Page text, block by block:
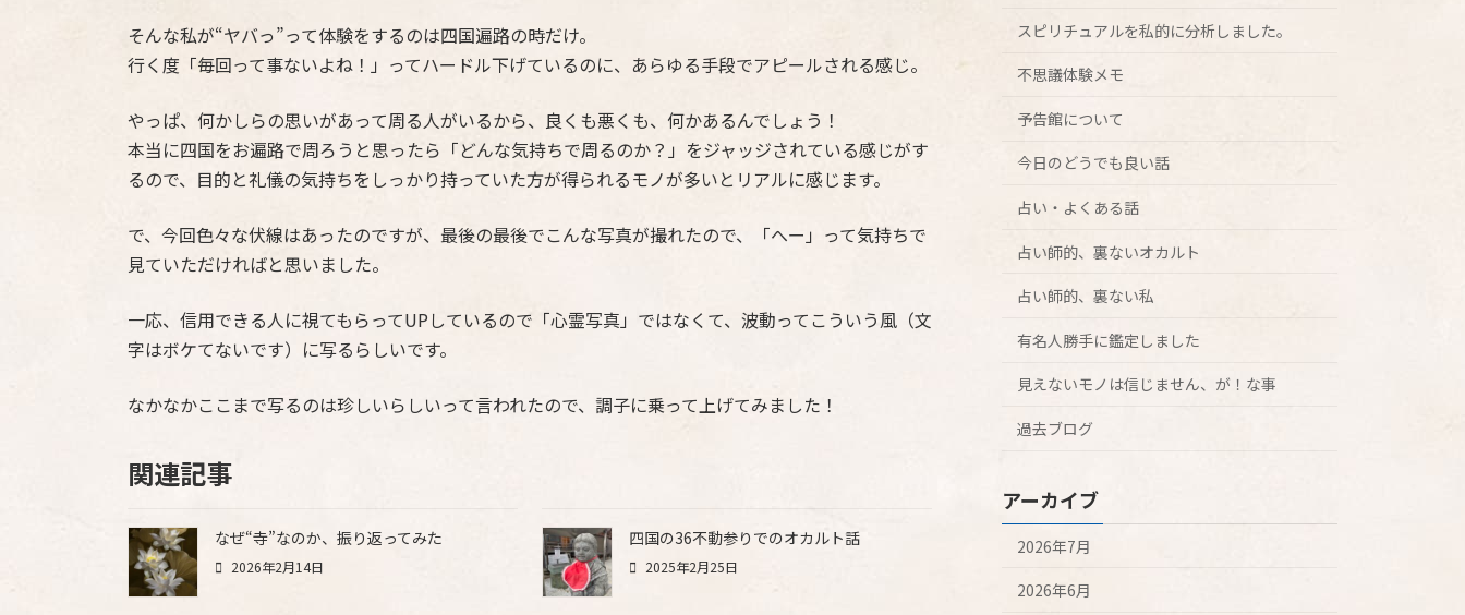
そんな私が“ヤバっ”って体験をするのは四国遍路の時だけ。
行く度「毎回って事ないよね！」ってハードル下げているのに、あらゆる手段でアピールされる感じ。
やっぱ、何かしらの思いがあって周る人がいるから、良くも悪くも、何かあるんでしょう！
本当に四国をお遍路で周ろうと思ったら「どんな気持ちで周るのか？」をジャッジされている感じがす
るので、目的と礼儀の気持ちをしっかり持っていた方が得られるモノが多いとリアルに感じます。
で、今回色々な伏線はあったのですが、最後の最後でこんな写真が撮れたので、「へー」って気持ちで
見ていただければと思いました。
一応、信用できる人に視てもらってUPしているので「心霊写真」ではなくて、波動ってこういう風（文
字はボケてないです）に写るらしいです。
なかなかここまで写るのは珍しいらしいって言われたので、調子に乗って上げてみました！
関連記事
なぜ“寺”なのか、振り返ってみた
2026年2月14日
四国の36不動参りでのオカルト話
2025年2月25日
スピリチュアルを私的に分析しました。
不思議体験メモ
予告館について
今日のどうでも良い話
占い・よくある話
占い師的、裏ないオカルト
占い師的、裏ない私
有名人勝手に鑑定しました
見えないモノは信じません、が！な事
過去ブログ
アーカイブ
2026年7月
2026年6月